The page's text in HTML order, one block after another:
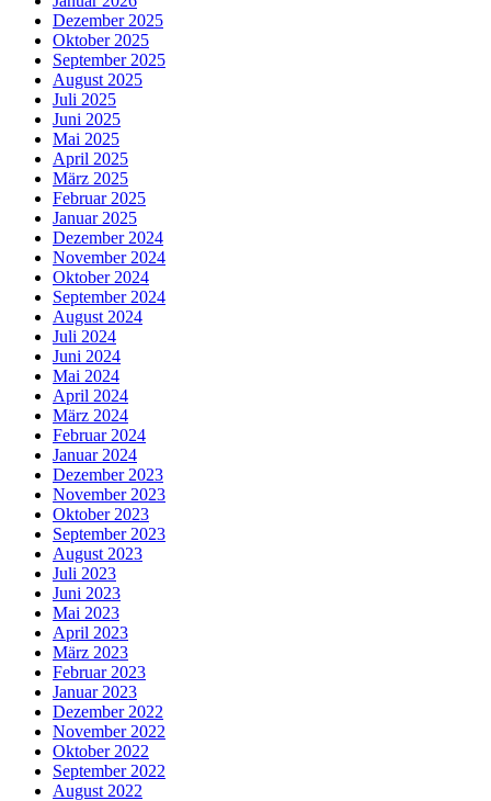
Dezember 2025
Oktober 2025
September 2025
August 2025
Juli 2025
Juni 2025
Mai 2025
April 2025
März 2025
Februar 2025
Januar 2025
Dezember 2024
November 2024
Oktober 2024
September 2024
August 2024
Juli 2024
Juni 2024
Mai 2024
April 2024
März 2024
Februar 2024
Januar 2024
Dezember 2023
November 2023
Oktober 2023
September 2023
August 2023
Juli 2023
Juni 2023
Mai 2023
April 2023
März 2023
Februar 2023
Januar 2023
Dezember 2022
November 2022
Oktober 2022
September 2022
August 2022